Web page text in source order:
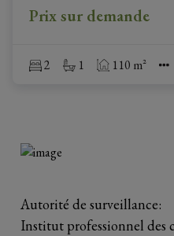
Prix sur demande
2 1 110 m²
Autorité de surveillance:
Institut professionnel des